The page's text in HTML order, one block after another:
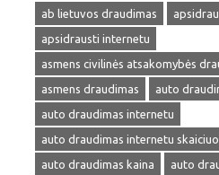
ab lietuvos draudimas
apsidrausti internetu
asmens civilinės atsakomybės
asmens draudimas
auto
auto draudimas internetu
auto draudimas internetu
auto draudimas kaina
auto